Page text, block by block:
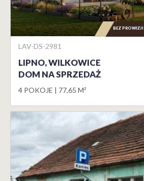
LAV-DS-2981
LIPNO, WILKOWICE
DOM NA SPRZEDAŻ
4 POKOJE 77,65 M²
BEZ PROWIZJI